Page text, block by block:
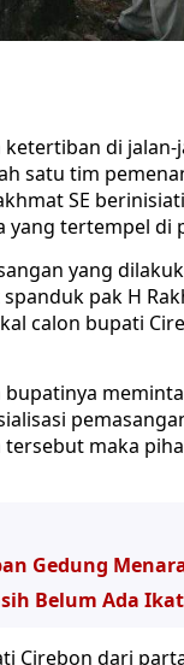
ketertiban di
satu tim
SE
yang tertempel di
yang
pak H
calon bupati
maka
Gedung
Belum Ada
Cirebon dari